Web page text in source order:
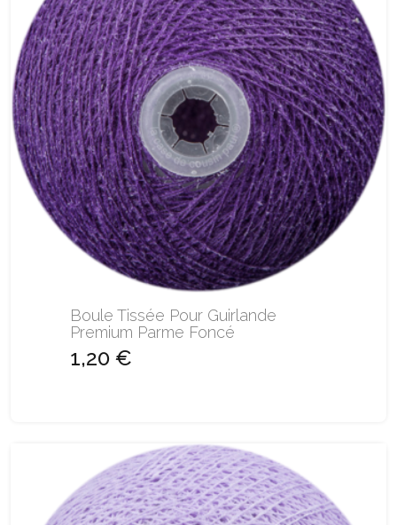
Boule Tissée Pour Guirlande
Premium Parme Foncé
1,20 €